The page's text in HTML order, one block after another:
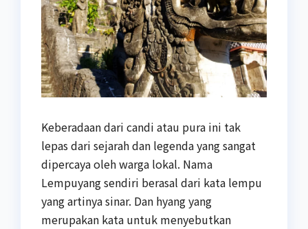
Keberadaan dari candi atau pura ini tak
lepas dari sejarah dan legenda yang sangat
dipercaya oleh warga lokal. Nama
Lempuyang sendiri berasal dari kata lempu
yang artinya sinar. Dan hyang yang
merupakan kata untuk menyebutkan